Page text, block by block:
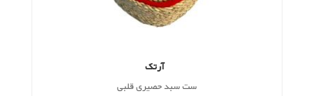
آرتک
ست سبد حصیری قلبی